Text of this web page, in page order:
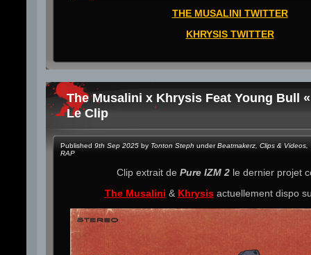
THE MUSALINI TWITTER
KHRYSIS TWITTER
The Musalini x Khrysis Feat Young Bull
Le Clip
Published 9th Sep 2025 by Tonton Steph underBeatmakerz Clips & Videos
RAP
Clip extrait de Pure IZM 2 le dernier projet
The Musalini & Khrysisactuellement dispo